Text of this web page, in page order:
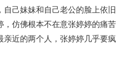
自己妹妹和自己老公的脸上依旧
，仿佛根本不在意张婷婷的痛苦
亲近的两个人，张婷婷几乎要疯